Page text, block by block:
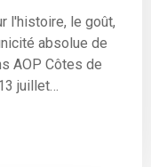
l'histoire, le goût,
absolue de
AOP Côtes de
juillet…